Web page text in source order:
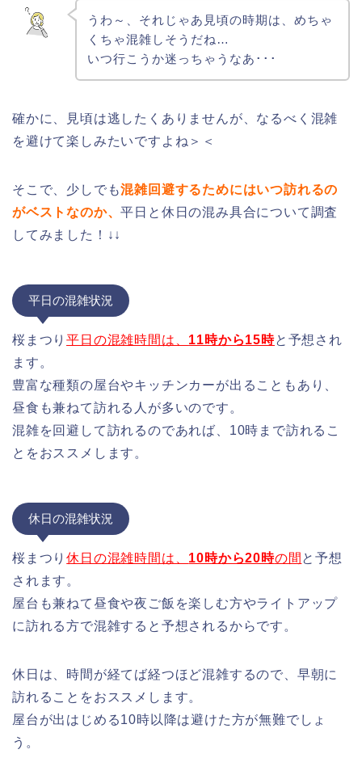
うわ～、それじゃあ見頃の時期は、めちゃ
くちゃ混雑しそうだね…
いつ行こうか迷っちゃうなあ･･･
確かに、見頃は逃したくありませんが、なるべく混雑
を避けて楽しみたいですよね＞＜
そこで、少しでも混雑回避するためにはいつ訪れるの
がベストなのか、平日と休日の混み具合について調査
してみました！↓↓
平日の混雑状況
桜まつり平日の混雑時間は、 11時から15時と予想され
ます。
豊富な種類の屋台やキッチンカーが出ることもあり、
昼食も兼ねて訪れる人が多いのです。
混雑を回避して訪れるのであれば、10時まで訪れるこ
とをおススメします。
休日の混雑状況
桜まつり休日の混雑時間は、 10時から20時の間 と予想
されます。
屋台も兼ねて昼食や夜ご飯を楽しむ方やライトアップ
に訪れる方で混雑すると予想されるからです。
休日は、時間が経てば経つほど混雑するので、早朝に
訪れることをおススメします。
屋台が出はじめる10時以降は避けた方が無難でしょ
う。